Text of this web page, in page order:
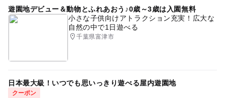
遊園地デビュー＆動物とふれあおう♪0歳～3歳は入園無料
小さな子供向けアトラクション充実！広大な
自然の中で1日遊べる
千葉県富津市
日本最大級！いつでも思いっきり遊べる屋内遊園地
クーポン